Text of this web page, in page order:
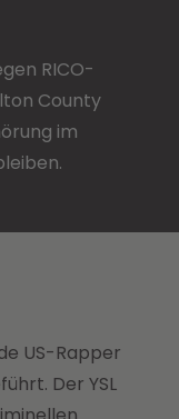
RICO-
County
im
US-Rapper
Der YSL